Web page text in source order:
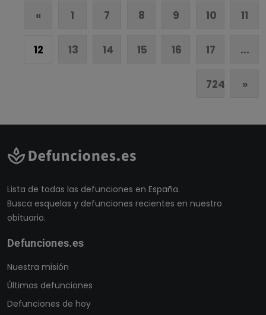
« 1 7 8 9 10 11
12 13 14 15 16 17 ...
724 »
Lista de todas las defunciones en España.
Busca esquelas y defunciones recientes en nuestro
obituario.
Defunciones.es
Nuestra misión
Últimas defunciones
Defunciones de hoy